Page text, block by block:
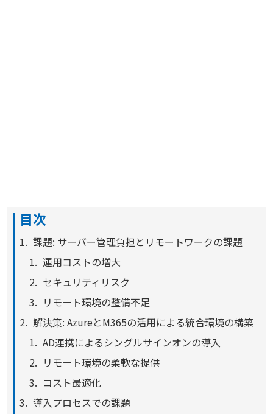
目次
課題: サーバー管理負担とリモートワークの課題
運用コストの増大
セキュリティリスク
リモート環境の整備不足
解決策: AzureとM365の活用による統合環境の構築
AD連携によるシングルサインオンの導入
リモート環境の柔軟な提供
コスト最適化
導入プロセスでの課題